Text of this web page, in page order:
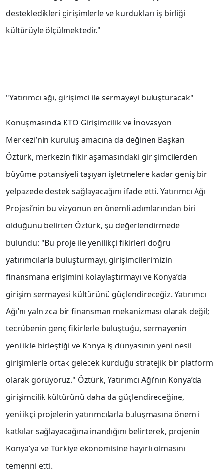
destekledikleri girişimlerle ve kurdukları iş birliği
kültürüyle ölçülmektedir."
"Yatırımcı ağı, girişimci ile sermayeyi buluşturacak"
Konuşmasında KTO Girişimcilik ve İnovasyon
Merkezi’nin kuruluş amacına da değinen Başkan
Öztürk, merkezin fikir aşamasındaki girişimcilerden
büyüme potansiyeli taşıyan işletmelere kadar geniş bir
yelpazede destek sağlayacağını ifade etti. Yatırımcı Ağı
Projesi’nin bu vizyonun en önemli adımlarından biri
olduğunu belirten Öztürk, şu değerlendirmede
bulundu: "Bu proje ile yenilikçi fikirleri doğru
yatırımcılarla buluşturmayı, girişimcilerimizin
finansmana erişimini kolaylaştırmayı ve Konya’da
girişim sermayesi kültürünü güçlendireceğiz. Yatırımcı
Ağı’nı yalnızca bir finansman mekanizması olarak değil;
tecrübenin genç fikirlerle buluştuğu, sermayenin
yenilikle birleştiği ve Konya iş dünyasının yeni nesil
girişimlerle ortak gelecek kurduğu stratejik bir platform
olarak görüyoruz." Öztürk, Yatırımcı Ağı’nın Konya’da
girişimcilik kültürünü daha da güçlendireceğine,
yenilikçi projelerin yatırımcılarla buluşmasına önemli
katkılar sağlayacağına inandığını belirterek, projenin
Konya’ya ve Türkiye ekonomisine hayırlı olmasını
temenni etti.